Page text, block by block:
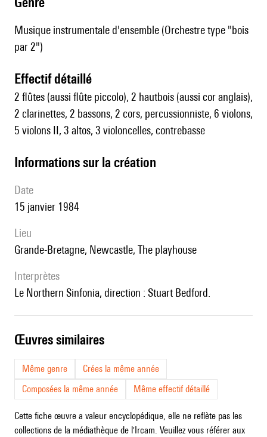
Musique instrumentale d'ensemble (Orchestre type "bois
par 2")
effectif détaillé
2 flûtes (aussi flûte piccolo), 2 hautbois (aussi cor anglais),
2 clarinettes, 2 bassons, 2 cors, percussionniste, 6 violons,
5 violons II, 3 altos, 3 violoncelles, contrebasse
informations sur la création
date
15 janvier 1984
lieu
Grande-Bretagne, Newcastle, The playhouse
interprètes
le Northern Sinfonia, direction : Stuart Bedford.
œuvres similaires
Même genre
Crées la même année
Composées la même année
Même effectif détaillé
Cette fiche œuvre a valeur encyclopédique, elle ne reflète pas les
collections de la médiathèque de l'Ircam. Veuillez vous référer aux